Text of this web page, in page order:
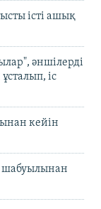
істі ашық
әншілерді
іс
кейін
шабуылынан